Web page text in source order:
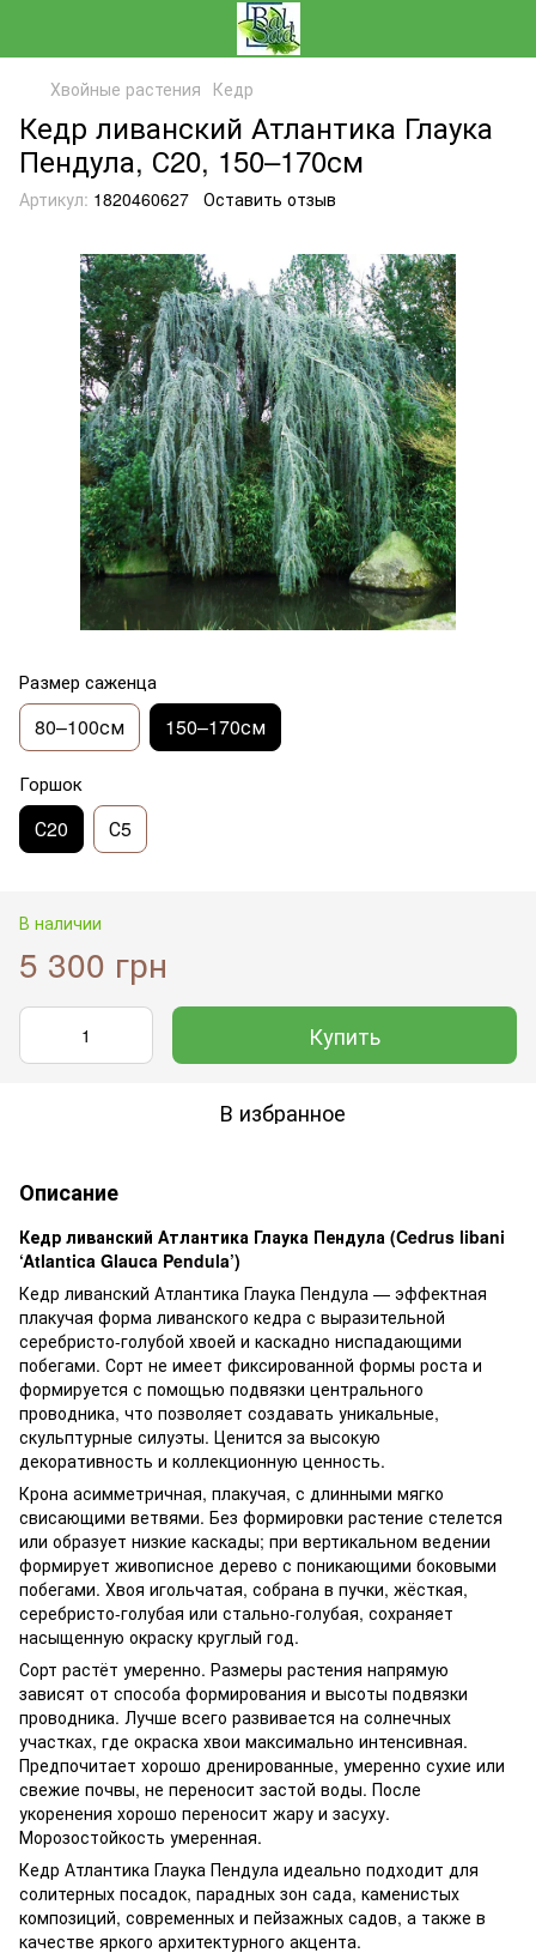
Хвойные растения Кедр
Кедр ливанский Атлантика Глаука
Пендула, С20, 150–170см
Артикул: 1820460627 Оставить отзыв
Размер саженца
80–100см 150–170см
Горшок
С20 С5
В наличии
5 300 грн
Купить
В избранное
Описание
Кедр ливанский Атлантика Глаука Пендула (Cedrus libani
‘Atlantica Glauca Pendula’)
Кедр ливанский Атлантика Глаука Пендула — эффектная
плакучая форма ливанского кедра с выразительной
серебристо-голубой хвоей и каскадно ниспадающими
побегами. Сорт не имеет фиксированной формы роста и
формируется с помощью подвязки центрального
проводника, что позволяет создавать уникальные,
скульптурные силуэты. Ценится за высокую
декоративность и коллекционную ценность.
Крона асимметричная, плакучая, с длинными мягко
свисающими ветвями. Без формировки растение стелется
или образует низкие каскады; при вертикальном ведении
формирует живописное дерево с поникающими боковыми
побегами. Хвоя игольчатая, собрана в пучки, жёсткая,
серебристо-голубая или стально-голубая, сохраняет
насыщенную окраску круглый год.
Сорт растёт умеренно. Размеры растения напрямую
зависят от способа формирования и высоты подвязки
проводника. Лучше всего развивается на солнечных
участках, где окраска хвои максимально интенсивная.
Предпочитает хорошо дренированные, умеренно сухие или
свежие почвы, не переносит застой воды. После
укоренения хорошо переносит жару и засуху.
Морозостойкость умеренная.
Кедр Атлантика Глаука Пендула идеально подходит для
солитерных посадок, парадных зон сада, каменистых
композиций, современных и пейзажных садов, а также в
качестве яркого архитектурного акцента.